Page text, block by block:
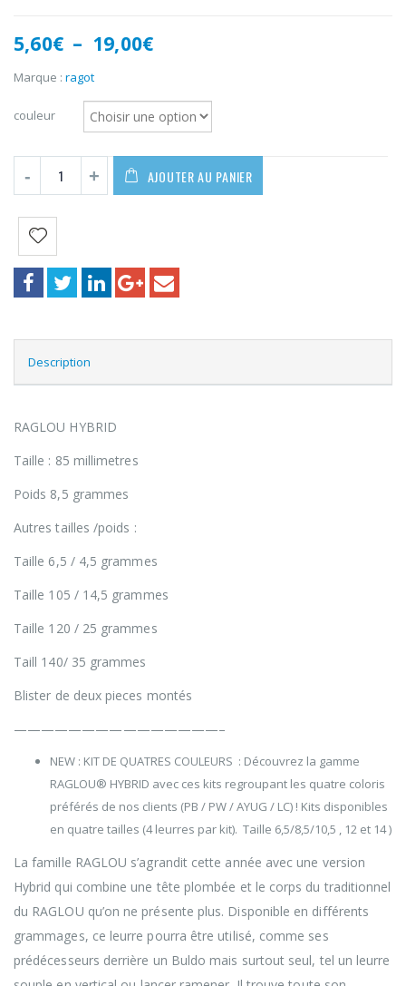
5,60€ – 19,00€Plage
5,60€
à
19,00€
Marque : ragot
couleur
AJOUTER AU PANIER
Description
RAGLOU HYBRID
Taille : 85 millimetres
Poids 8,5 grammes
Autres tailles /poids :
Taille 6,5 / 4,5 grammes
Taille 105 / 14,5 grammes
Taille 120 / 25 grammes
Taill 140/ 35 grammes
Blister de deux pieces montés
———————————————–
NEW : KIT DE QUATRES COULEURS : Découvrez la gamme
RAGLOU® HYBRID avec ces kits regroupant les quatre coloris
préférés de nos clients (PB / PW / AYUG / LC) ! Kits disponibles
en quatre tailles (4 leurres par kit). Taille 6,5/8,5/10,5 , 12 et 14 )
La famille RAGLOU s’agrandit cette année avec une version
Hybrid qui combine une tête plombée et le corps du traditionnel
du RAGLOU qu’on ne présente plus. Disponible en différents
grammages, ce leurre pourra être utilisé, comme ses
prédécesseurs derrière un Buldo mais surtout seul, tel un leurre